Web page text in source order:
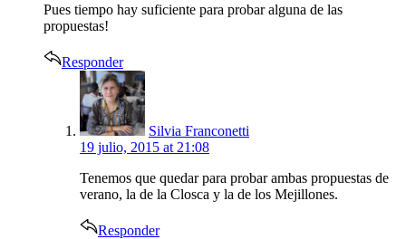
Pues tiempo hay suficiente para probar alguna de las
propuestas!
Responder
says:
Silvia Franconetti
19 julio, 2015 at 21:08
Tenemos que quedar para probar ambas propuestas de
verano, la de la Closca y la de los Mejillones.
Responder